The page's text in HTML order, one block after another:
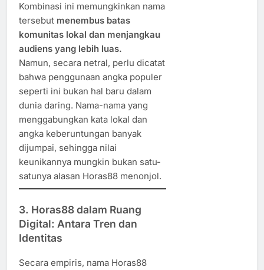
Kombinasi ini memungkinkan nama
tersebut menembus batas
komunitas lokal dan menjangkau
audiens yang lebih luas.
Namun, secara netral, perlu dicatat
bahwa penggunaan angka populer
seperti ini bukan hal baru dalam
dunia daring. Nama-nama yang
menggabungkan kata lokal dan
angka keberuntungan banyak
dijumpai, sehingga nilai
keunikannya mungkin bukan satu-
satunya alasan Horas88 menonjol.
3. Horas88 dalam Ruang
Digital: Antara Tren dan
Identitas
Secara empiris, nama Horas88